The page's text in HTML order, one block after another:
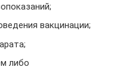
вакцинации;
либо